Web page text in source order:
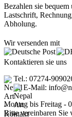
Bezahlen sie
Lastschrift,
Abholung.
Wir versenden mit
Kontaktieren sie uns
Tel.: 07274-
E-Mail:
Montag bis Freitag -
Bitte vereinbaren Sie